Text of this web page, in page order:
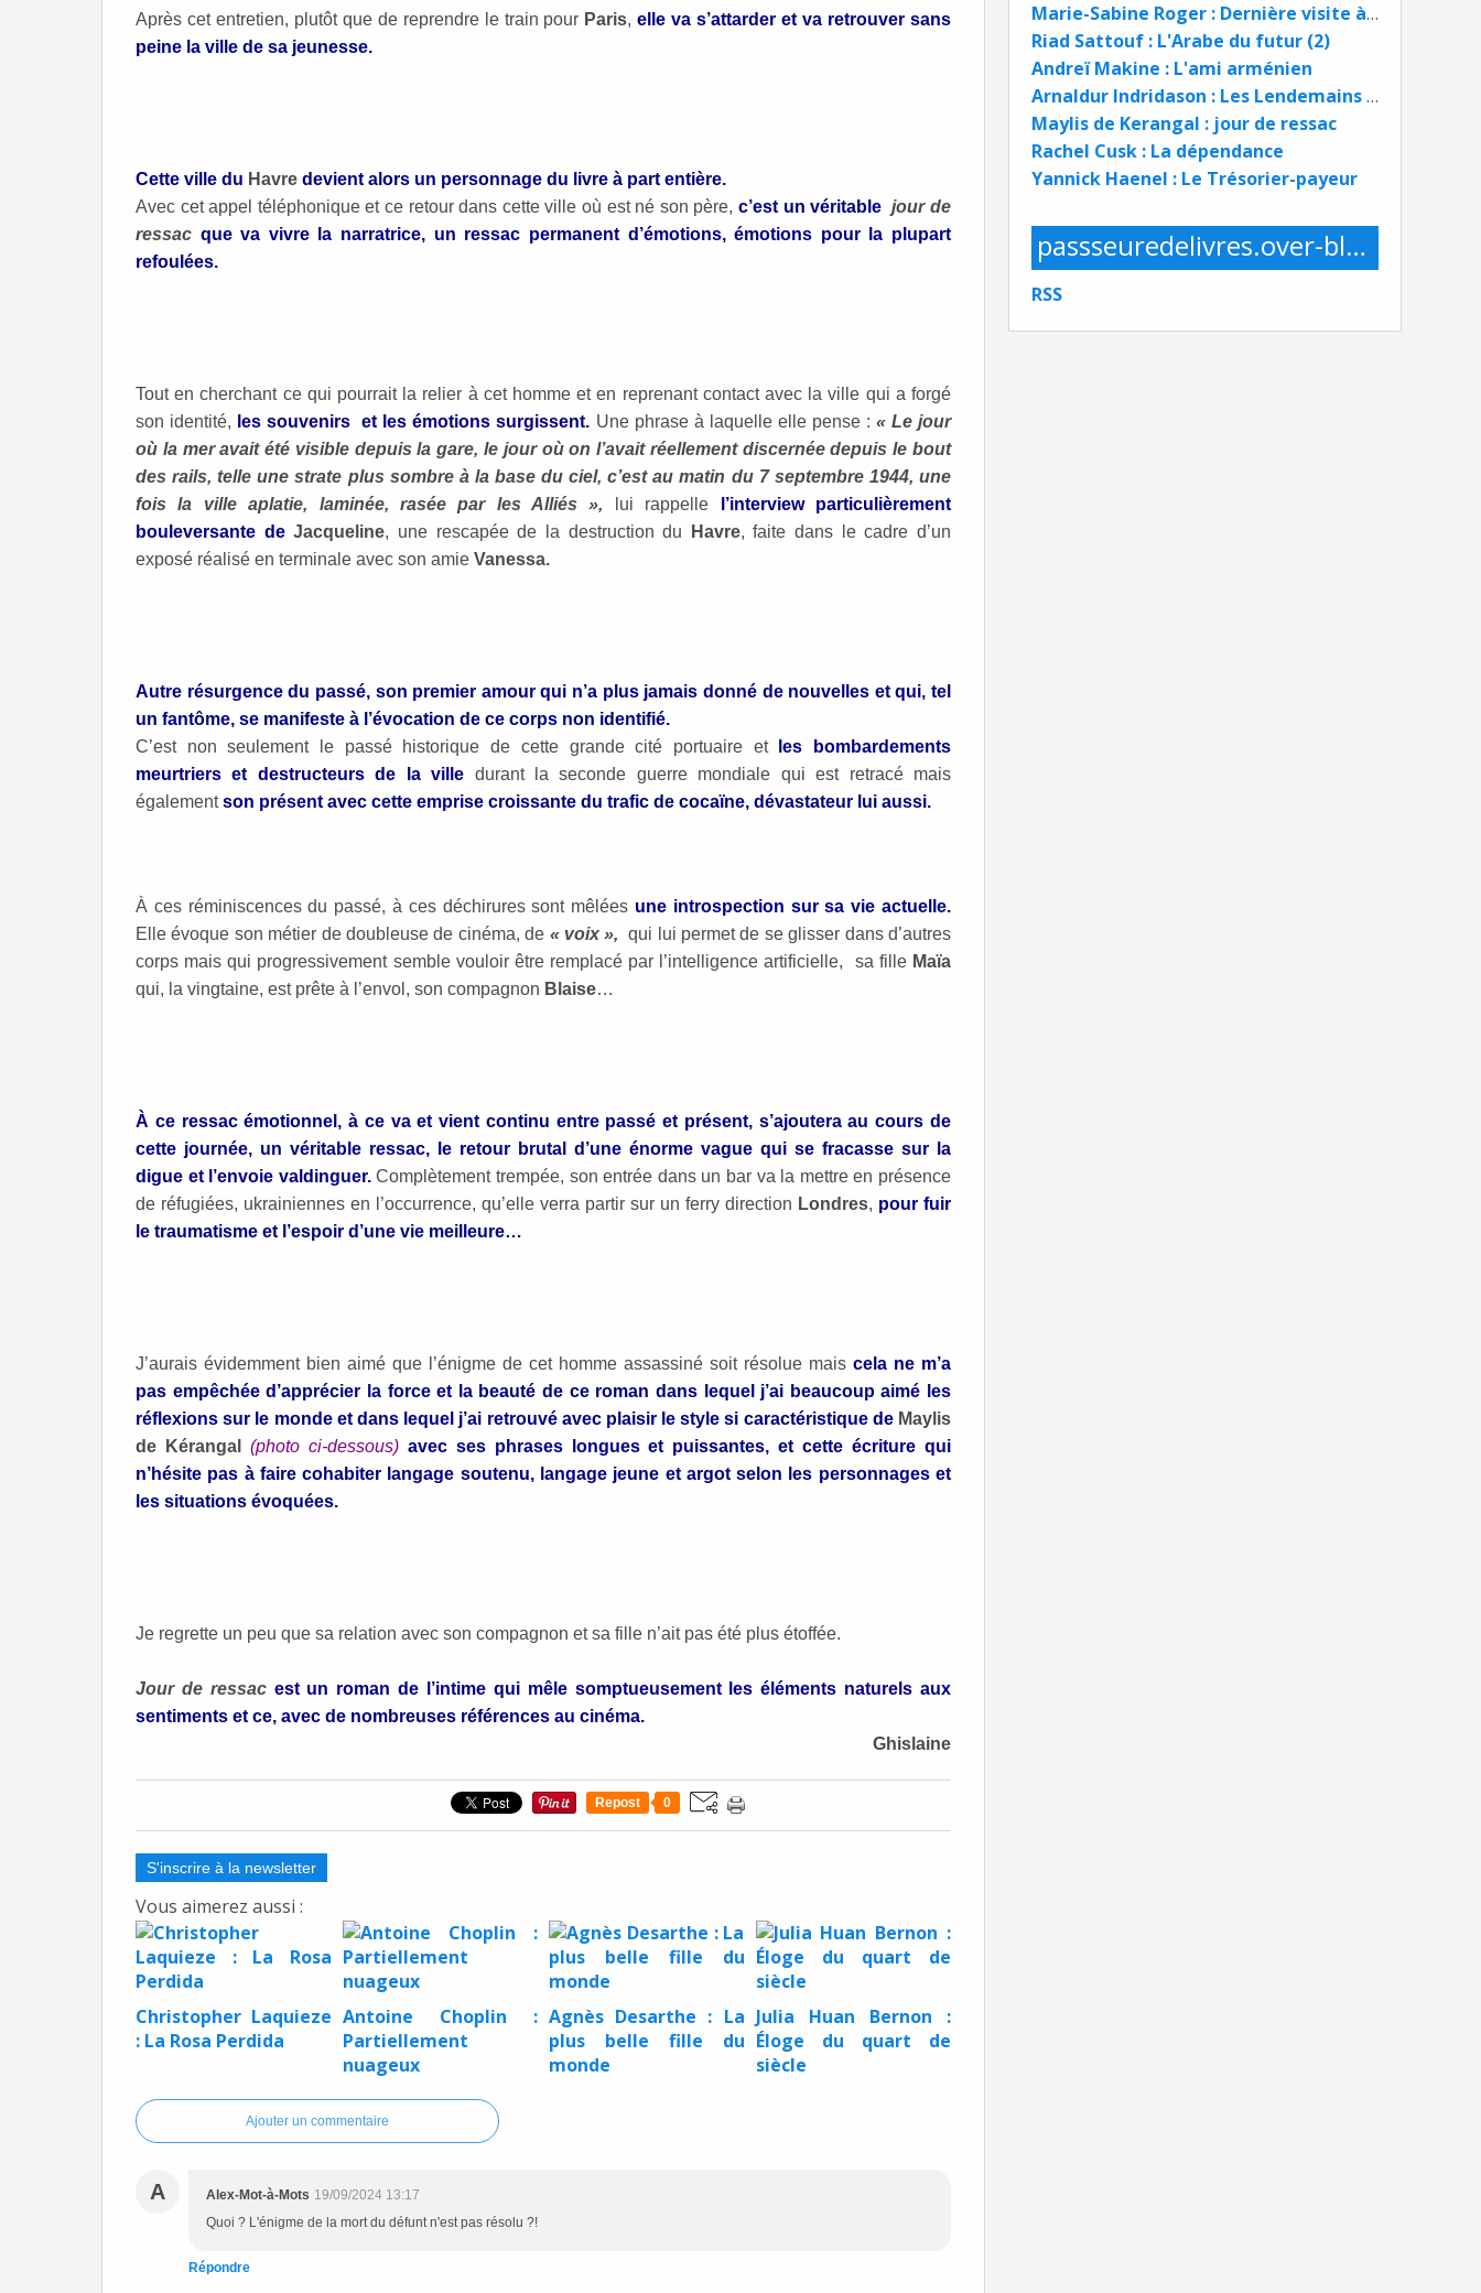
Marie-Sabine Roger : Dernière visite à ma mère
Riad Sattouf : L'Arabe du futur (2)
Andreï Makine : L'ami arménien
Arnaldur Indridason : Les Lendemains qui chantent
Maylis de Kerangal : jour de ressac
Rachel Cusk : La dépendance
Yannick Haenel : Le Trésorier-payeur
passseuredelivres.over-blog.com
RSS
Après cet entretien, plutôt que de reprendre le train pour Paris,elle va s’attarder et va retrouver sans
peine la ville de sa jeunesse.
Cette ville du Havre devient alors un personnage du livre à part entière.
Avec cet appel téléphonique et ce retour dans cette ville où est né son père, c’est un véritable jour de
ressac que va vivre la narratrice, un ressac permanent d’émotions, émotions pour la plupart
refoulées.
Tout en cherchant ce qui pourrait la relier à cet homme et en reprenant contact avec la ville qui a forgé
son identité, les souvenirs et les émotions surgissent. Une phrase à laquelle elle pense : « Le jour
où la mer avait été visible depuis la gare, le jour où on l’avait réellement discernée depuis le bout
des rails, telle une strate plus sombre à la base du ciel, c’est au matin du 7 septembre 1944, une
fois la ville aplatie, laminée, rasée par les Alliés », lui rappelle
l’interview particulièrement
bouleversante de Jacqueline, une rescapée de la destruction du Havre, faite dans le cadre d’un
exposé réalisé en terminale avec son amie Vanessa.
Autre résurgence du passé, son premier amour qui n’a plus jamais donné de nouvelles et qui, tel
un fantôme, se manifeste à l’évocation de ce corps non identifié.
C’est non seulement le passé historique de cette grande cité portuaire et
les bombardements
meurtriers et destructeurs de la ville durant la seconde guerre mondiale qui est retracé mais
égalementson présent avec cette emprise croissante du trafic de cocaïne, dévastateur lui aussi.
À ces réminiscences du passé, à ces déchirures sont mêlées une introspection sur sa vie actuelle.
Elle évoque son métier de doubleuse de cinéma, de « voix », qui lui permet de se glisser dans d’autres
corps mais qui progressivement semble vouloir être remplacé par l’intelligence artificielle, sa fille Maïa
qui, la vingtaine, est prête à l’envol, son compagnon Blaise…
À ce ressac émotionnel, à ce va et vient continu entre passé et présent, s’ajoutera au cours de
cette journée, un véritable ressac, le retour brutal d’une énorme vague qui se fracasse sur la
digue et l’envoie valdinguer.Complètement trempée, son entrée dans un bar va la mettre en présence
de réfugiées, ukrainiennes en l’occurrence, qu’elle verra partir sur un ferry direction Londres, pour fuir
le traumatisme et l’espoir d’une vie meilleure…
J’aurais évidemment bien aimé que l’énigme de cet homme assassiné soit résolue mais cela ne m’a
pas empêchée d’apprécier la force et la beauté de ce roman dans lequel j’ai beaucoup aimé les
réflexions sur le monde et dans lequel j’ai retrouvé avec plaisir le style si caractéristique de Maylis
de Kérangal (photo ci-dessous) avec ses phrases longues et puissantes, et cette écriture qui
n’hésite pas à faire cohabiter langage soutenu, langage jeune et argot selon les personnages et
les situations évoquées.
Je regrette un peu que sa relation avec son compagnon et sa fille n’ait pas été plus étoffée.
Jour de ressac est un roman de l’intime qui mêle somptueusement les éléments naturels aux
sentiments et ce, avec de nombreuses références au cinéma.
Ghislaine
Repost 0
S'inscrire à la newsletter
Vous aimerez aussi :
Christopher Laquieze
: La Rosa Perdida
Antoine Choplin :
Partiellement
nuageux
Agnès Desarthe : La
plus belle fille du
monde
Julia Huan Bernon :
Éloge du quart de
siècle
Ajouter un commentaire
A Alex-Mot-à-Mots 19/09/2024 13:17
Quoi ? L'énigme de la mort du défunt n'est pas résolu ?!
Répondre